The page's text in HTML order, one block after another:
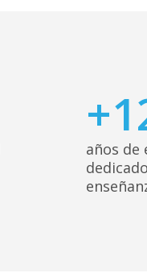
+
años de